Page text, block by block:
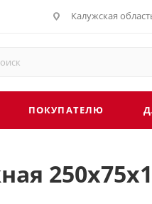
Калужская
ПОКУПАТЕЛЮ